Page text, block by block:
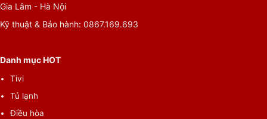
Gia Lâm - Hà Nội
Kỹ thuật & Bảo hành: 0867.169.693
Danh mục HOT
Tivi
Tủ lạnh
Điều hòa